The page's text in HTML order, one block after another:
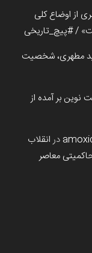
از اوضاع کلی
/ #پیچ_تاریخی
مطهری، شخصیت
نوین بر آمده از
درانقلاب
معاصر